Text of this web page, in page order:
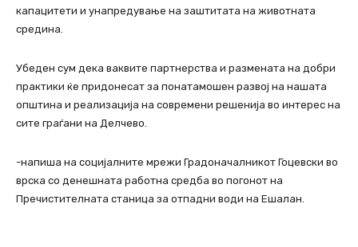
капацитети и унапредување на заштитата на животната
средина.
Убеден сум дека ваквите партнерства и размената на добри
практики ќе придонесат за понатамошен развој на нашата
општина и реализација на современи решенија во интерес на
сите граѓани на Делчево.
-напиша на социјалните мрежи Градоначалникот Гоцевски во
врска со денешната работна средба во погонот на
Пречистителната станица за отпадни води на Ешалан.